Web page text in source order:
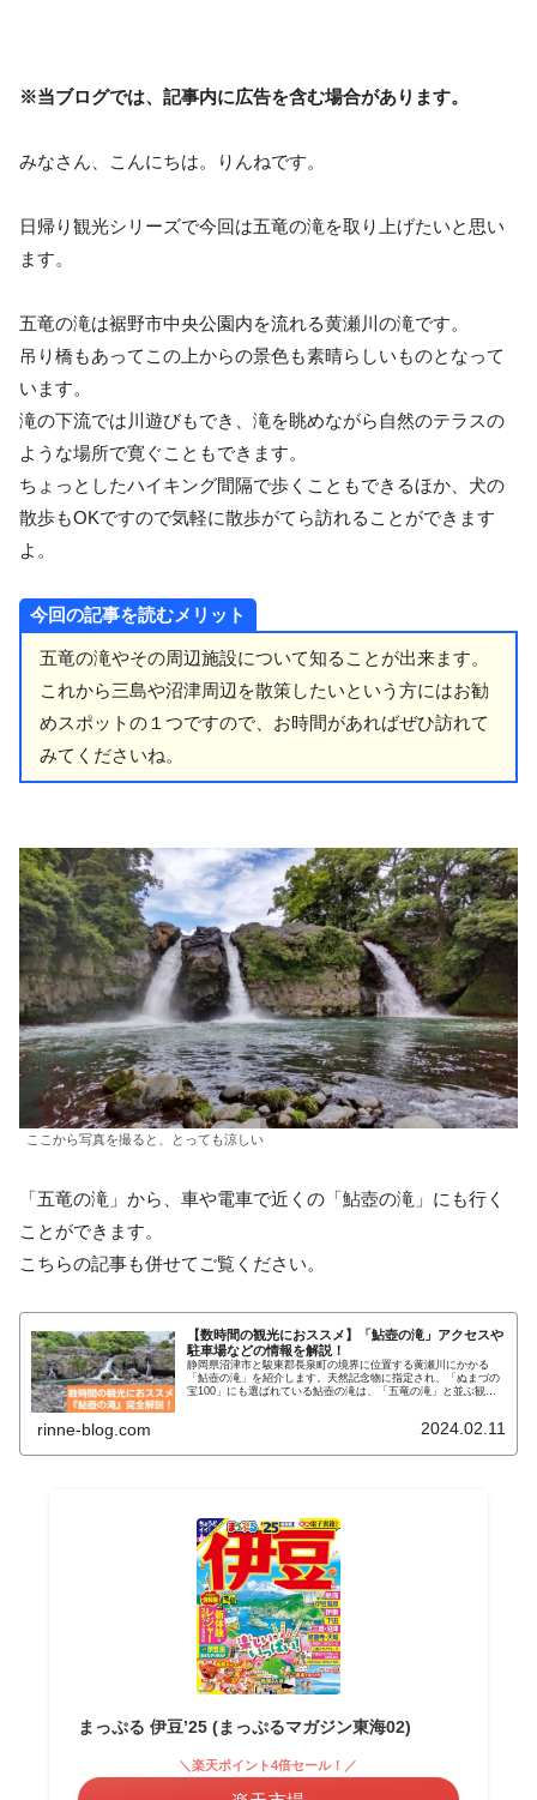
※当ブログでは、記事内に広告を含む場合があります。
みなさん、こんにちは。りんねです。
日帰り観光シリーズで今回は五竜の滝を取り上げたいと思い
ます。
五竜の滝は裾野市中央公園内を流れる黄瀬川の滝です。
吊り橋もあってこの上からの景色も素晴らしいものとなって
います。
滝の下流では川遊びもでき、滝を眺めながら自然のテラスの
ような場所で寛ぐこともできます。
ちょっとしたハイキング間隔で歩くこともできるほか、犬の
散歩もOKですので気軽に散歩がてら訪れることができます
よ。
今回の記事を読むメリット
五竜の滝やその周辺施設について知ることが出来ます。
これから三島や沼津周辺を散策したいという方にはお勧
めスポットの１つですので、お時間があればぜひ訪れて
みてくださいね。
ここから写真を撮ると、とっても涼しい
「五竜の滝」から、車や電車で近くの「鮎壺の滝」にも行く
ことができます。
こちらの記事も併せてご覧ください。
【数時間の観光におススメ】「鮎壺の滝」アクセスや
駐車場などの情報を解説！
静岡県沼津市と駿東郡長泉町の境界に位置する黄瀬川にかかる
「鮎壺の滝」を紹介します。天然記念物に指定され、「ぬまづの
宝100」にも選ばれている鮎壺の滝は、「五竜の滝」と並ぶ観光
rinne-blog.com 2024.02.11
まっぷる 伊豆’25 (まっぷるマガジン東海02)
＼楽天ポイント4倍セール！／